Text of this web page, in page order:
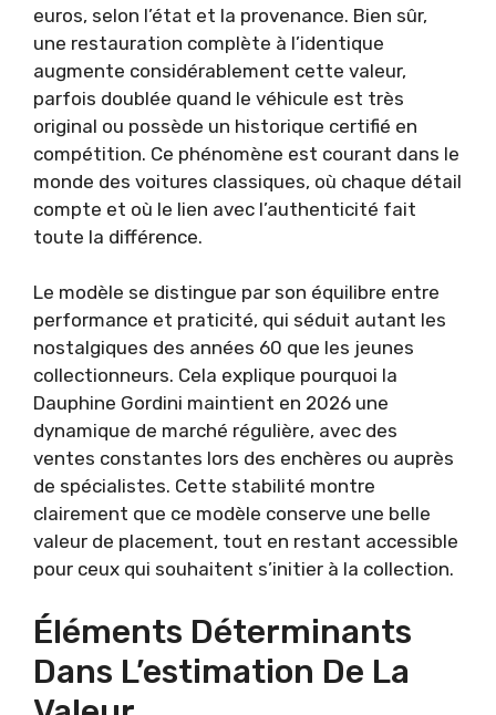
euros, selon l’état et la provenance. Bien sûr,
une restauration complète à l’identique
augmente considérablement cette valeur,
parfois doublée quand le véhicule est très
original ou possède un historique certifié en
compétition. Ce phénomène est courant dans le
monde des voitures classiques, où chaque détail
compte et où le lien avec l’authenticité fait
toute la différence.
Le modèle se distingue par son équilibre entre
performance et praticité, qui séduit autant les
nostalgiques des années 60 que les jeunes
collectionneurs. Cela explique pourquoi la
Dauphine Gordini maintient en 2026 une
dynamique de marché régulière, avec des
ventes constantes lors des enchères ou auprès
de spécialistes. Cette stabilité montre
clairement que ce modèle conserve une belle
valeur de placement, tout en restant accessible
pour ceux qui souhaitent s’initier à la collection.
Éléments Déterminants
Dans L’estimation De La